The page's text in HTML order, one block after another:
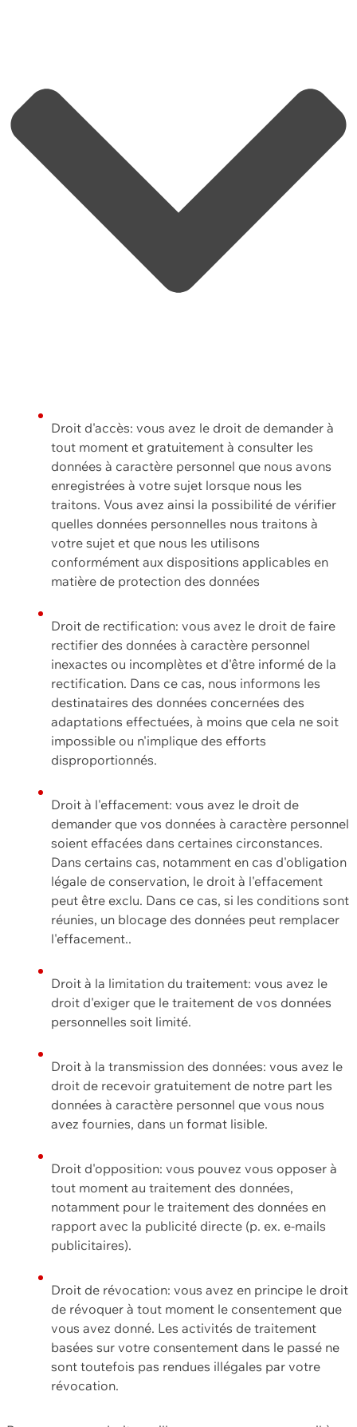
Droit d'accès: vous avez le droit de demander à
tout moment et gratuitement à consulter les
données à caractère personnel que nous avons
enregistrées à votre sujet lorsque nous les
traitons. Vous avez ainsi la possibilité de vérifier
quelles données personnelles nous traitons à
votre sujet et que nous les utilisons
conformément aux dispositions applicables en
matière de protection des données
Droit de rectification: vous avez le droit de faire
rectifier des données à caractère personnel
inexactes ou incomplètes et d'être informé de la
rectification. Dans ce cas, nous informons les
destinataires des données concernées des
adaptations effectuées, à moins que cela ne soit
impossible ou n'implique des efforts
disproportionnés.
Droit à l'effacement: vous avez le droit de
demander que vos données à caractère personnel
soient effacées dans certaines circonstances.
Dans certains cas, notamment en cas d'obligation
légale de conservation, le droit à l'effacement
peut être exclu. Dans ce cas, si les conditions sont
réunies, un blocage des données peut remplacer
l'effacement..
Droit à la limitation du traitement: vous avez le
droit d'exiger que le traitement de vos données
personnelles soit limité.
Droit à la transmission des données: vous avez le
droit de recevoir gratuitement de notre part les
données à caractère personnel que vous nous
avez fournies, dans un format lisible.
Droit d'opposition: vous pouvez vous opposer à
tout moment au traitement des données,
notamment pour le traitement des données en
rapport avec la publicité directe (p. ex. e-mails
publicitaires).
Droit de révocation: vous avez en principe le droit
de révoquer à tout moment le consentement que
vous avez donné. Les activités de traitement
basées sur votre consentement dans le passé ne
sont toutefois pas rendues illégales par votre
révocation.